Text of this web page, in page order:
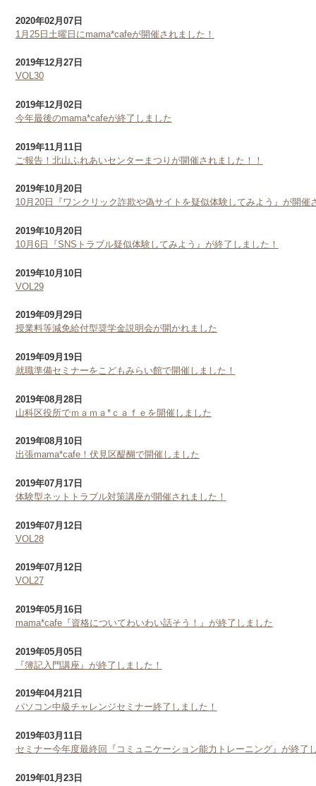
2020年02月07日
1月25日土曜日にmama*cafeが開催されました！
2019年12月27日
VOL30
2019年12月02日
今年最後のmama*cafeが終了しました
2019年11月11日
ご報告！北山ふれあいセンターまつりが開催されました！！
2019年10月20日
10月20日『ワンクリック詐欺や偽サイトを疑似体験してみよう』が開催
2019年10月20日
10月6日『SNSトラブル疑似体験してみよう』が終了しました！
2019年10月10日
VOL29
2019年09月29日
授業料等減免給付型奨学金説明会が開かれました
2019年09月19日
就職準備セミナーをこどもみらい館で開催しました！
2019年08月28日
山科区役所でｍａｍａ*ｃａｆｅを開催しました
2019年08月10日
出張mama*cafe！伏見区醍醐で開催しました
2019年07月17日
体験型ネットトラブル対策講座が開催されました！
2019年07月12日
VOL28
2019年07月12日
VOL27
2019年05月16日
mama*cafe『資格についてわいわい話そう！』が終了しました
2019年05月05日
『簿記入門講座』が終了しました！
2019年04月21日
パソコン中級チャレンジセミナー終了しました！
2019年03月11日
セミナー今年度最終回『コミュニケーション能力トレーニング』が終了
2019年01月23日